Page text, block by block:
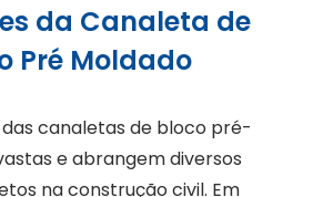
da Canaleta de
Pré Moldado
canaletas de bloco pré-
e abrangem diversos
na construção civil. Em